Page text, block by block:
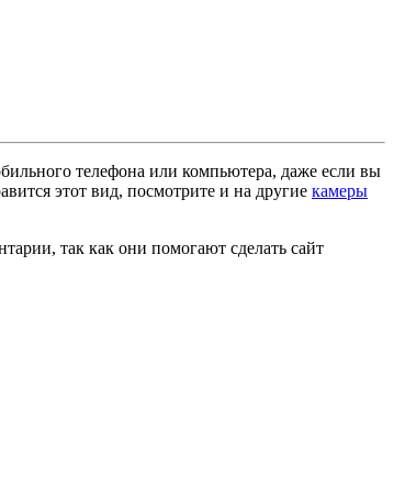
телефона или компьютера, даже если вы
этот вид, посмотрите и на другие камеры
так как они помогают сделать сайт